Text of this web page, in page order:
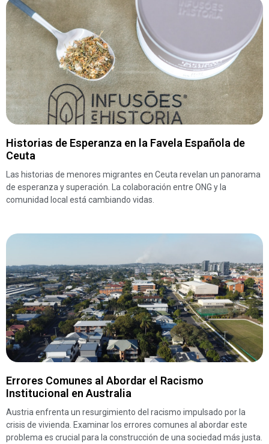
Historias de Esperanza en la Favela Española de
Ceuta
Las historias de menores migrantes en Ceuta revelan un panorama
de esperanza y superación. La colaboración entre ONG y la
comunidad local está cambiando vidas.
Errores Comunes al Abordar el Racismo
Institucional en Australia
Austria enfrenta un resurgimiento del racismo impulsado por la
crisis de vivienda. Examinar los errores comunes al abordar este
problema es crucial para la construcción de una sociedad más justa.